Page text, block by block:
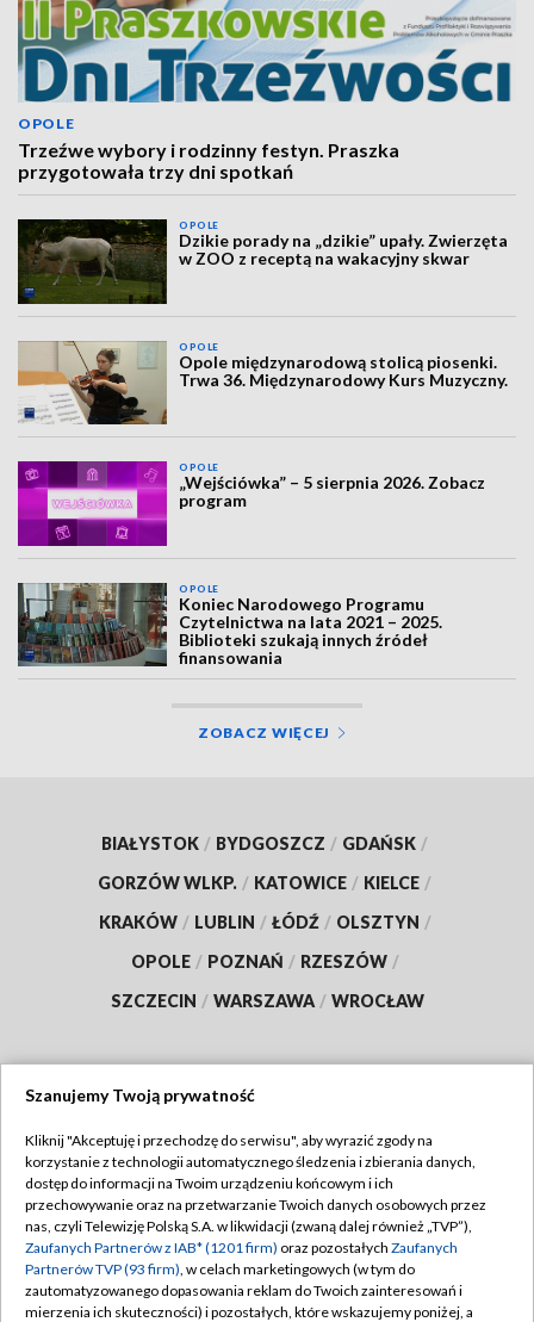
OPOLE
Trzeźwe wybory i rodzinny festyn. Praszka
przygotowała trzy dni spotkań
OPOLE
Dzikie porady na „dzikie” upały. Zwierzęta
w ZOO z receptą na wakacyjny skwar
OPOLE
Opole międzynarodową stolicą piosenki.
Trwa 36. Międzynarodowy Kurs Muzyczny.
OPOLE
„Wejściówka” – 5 sierpnia 2026. Zobacz
program
OPOLE
Koniec Narodowego Programu
Czytelnictwa na lata 2021 – 2025.
Biblioteki szukają innych źródeł
finansowania
ZOBACZ WIĘCEJ
BIAŁYSTOK / BYDGOSZCZ / GDAŃSK /
GORZÓW WLKP. / KATOWICE / KIELCE /
KRAKÓW / LUBLIN / ŁÓDŹ / OLSZTYN /
OPOLE / POZNAŃ / RZESZÓW /
SZCZECIN / WARSZAWA / WROCŁAW
TVP
Abonament TVP
Emisja w TVP
Centrum informacji TVP
Regulamin TVP
Polityka prywatności
Moje zgody
Szanujemy Twoją prywatność
Kliknij "Akceptuję i przechodzę do serwisu", aby wyrazić zgody na
korzystanie z technologii automatycznego śledzenia i zbierania danych,
dostęp do informacji na Twoim urządzeniu końcowym i ich
przechowywanie oraz na przetwarzanie Twoich danych osobowych przez
nas, czyli Telewizję Polską S.A. w likwidacji (zwaną dalej również „TVP”),
Zaufanych Partnerów z IAB* (1201 firm) oraz pozostałych Zaufanych
Partnerów TVP (93 firm), w celach marketingowych (w tym do
zautomatyzowanego dopasowania reklam do Twoich zainteresowań i
mierzenia ich skuteczności) i pozostałych, które wskazujemy poniżej, a